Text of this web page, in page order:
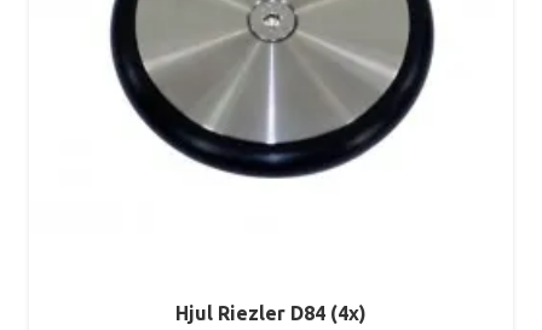
Hjul Riezler D84 (4x)